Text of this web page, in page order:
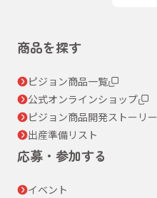
商品を探す
ピジョン商品一覧
公式オンラインショップ
ピジョン商品開発ストーリー
出産準備リスト
応募・参加する
イベント